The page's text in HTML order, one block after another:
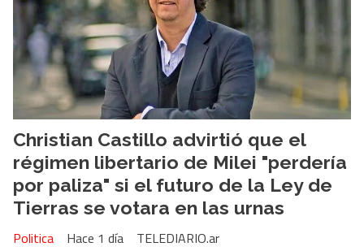
Christian Castillo advirtió que el
régimen libertario de Milei "perdería
por paliza" si el futuro de la Ley de
Tierras se votara en las urnas
TELEDIARIO.ar
Politica
Hace 1 día